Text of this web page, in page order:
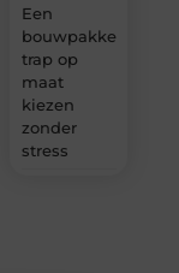
Een
bouwpakket
trap op
maat
kiezen
zonder
stress